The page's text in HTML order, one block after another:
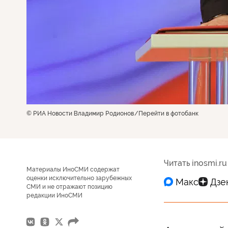
© РИА Новости Владимир Родионов Перейти в фотобанк
Материалы ИноСМИ содержат
оценки исключительно зарубежных
СМИ и не отражают позицию
редакции ИноСМИ
Читать inosmi.ru